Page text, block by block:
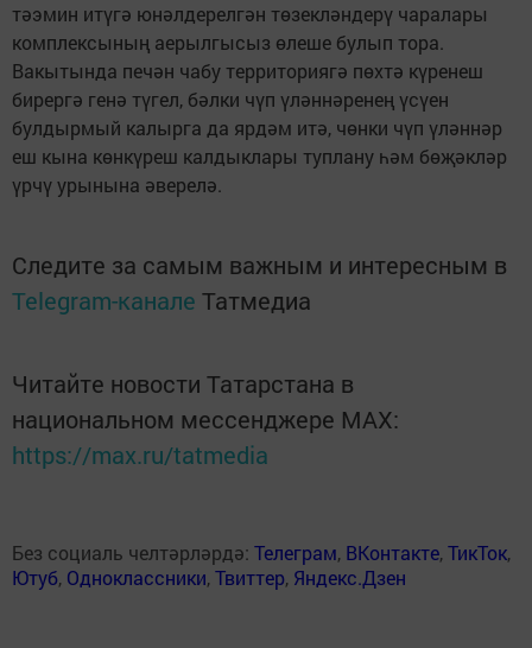
тәэмин итүгә юнәлдерелгән төзекләндерү чаралары
комплексының аерылгысыз өлеше булып тора.
Вакытында печән чабу территориягә пөхтә күренеш
бирергә генә түгел, бәлки чүп үләннәренең үсүен
булдырмый калырга да ярдәм итә, чөнки чүп үләннәр
еш кына көнкүреш калдыклары туплану һәм бөҗәкләр
үрчү урынына әверелә.
Следите за самым важным и интересным в
Telegram-канале Татмедиа
Читайте новости Татарстана в
национальном мессенджере MАХ:
https://max.ru/tatmedia
Без социаль челтәрләрдә: Телеграм, ВКонтакте,ТикТок,
Ютуб, Одноклассники,Твиттер, Яндекс.Дзен